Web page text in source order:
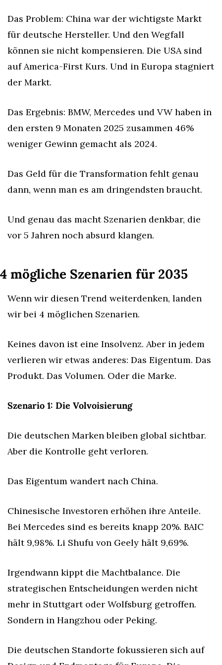
Das Problem: China war der wichtigste Markt
für deutsche Hersteller. Und den Wegfall
können sie nicht kompensieren. Die USA sind
auf America-First Kurs. Und in Europa stagniert
der Markt.
Das Ergebnis: BMW, Mercedes und VW haben in
den ersten 9 Monaten 2025 zusammen 46%
weniger Gewinn gemacht als 2024.
Das Geld für die Transformation fehlt genau
dann, wenn man es am dringendsten braucht.
Und genau das macht Szenarien denkbar, die
vor 5 Jahren noch absurd klangen.
4 mögliche Szenarien für 2035
Wenn wir diesen Trend weiterdenken, landen
wir bei 4 möglichen Szenarien.
Keines davon ist eine Insolvenz. Aber in jedem
verlieren wir etwas anderes: Das Eigentum. Das
Produkt. Das Volumen. Oder die Marke.
Szenario 1: Die Volvoisierung
Die deutschen Marken bleiben global sichtbar.
Aber die Kontrolle geht verloren.
Das Eigentum wandert nach China.
Chinesische Investoren erhöhen ihre Anteile.
Bei Mercedes sind es bereits knapp 20%. BAIC
hält 9,98%. Li Shufu von Geely hält 9,69%.
Irgendwann kippt die Machtbalance. Die
strategischen Entscheidungen werden nicht
mehr in Stuttgart oder Wolfsburg getroffen.
Sondern in Hangzhou oder Peking.
Die deutschen Standorte fokussieren sich auf